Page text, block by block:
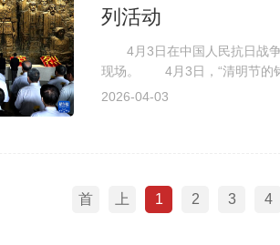
列活动
4月3日在中国人民抗日战争
现场。 4月3日，“清明节的铭
仪式在中国人民抗日战争纪念
2026-04-03
首
上
1 2 3 4